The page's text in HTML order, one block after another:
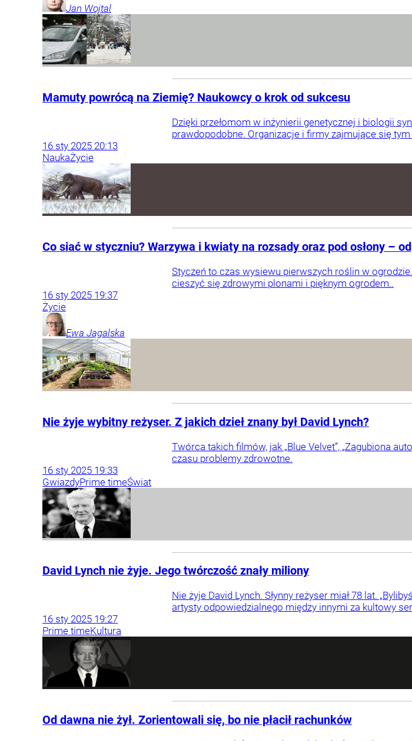
Jan Wojtal
Mamuty powrócą na Ziemię? Naukowcy o krok od sukcesu
Dzięki przełomom w inżynierii genetycznej i biologii
prawdopodobne. Organizacje i firmy zajmujące się
16 sty 2025 20:13
NaukaŻycie
Co siać w styczniu? Warzywa i kwiaty na rozsady oraz pod osłony –
Styczeń to czas wysiewu pierwszych roślin w
cieszyć się zdrowymi plonami i pięknym ogrodem..
16 sty 2025 19:37
Życie
Ewa Jagalska
Nie żyje wybitny reżyser. Z jakich dzieł znany był David Lynch?
Twórca takich filmów, jak „Blue Velvet”, „Zagubiona
czasu problemy zdrowotne.
16 sty 2025 19:33
GwiazdyPrime timeŚwiat
David Lynch nie żyje. Jego twórczość znały miliony
Nie żyje David Lynch. Słynny reżyser miał 78 lat.
artysty odpowiedzialnego między innymi za kultowy
16 sty 2025 19:27
Prime timeKultura
Od dawna nie żył. Zorientowali się, bo nie płacił rachunków